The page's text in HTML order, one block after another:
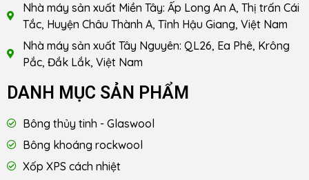
Nhà máy sản xuất Miền Tây: Ấp Long An A, Thị trấn Cái
Tắc, Huyện Châu Thành A, Tỉnh Hậu Giang, Việt Nam
Nhà máy sản xuất Tây Nguyên: QL26, Ea Phê, Krông
Pắc, Đắk Lắk, Việt Nam
DANH MỤC SẢN PHẨM
Bông thủy tinh - Glaswool
Bông khoáng rockwool
Xốp XPS cách nhiệt